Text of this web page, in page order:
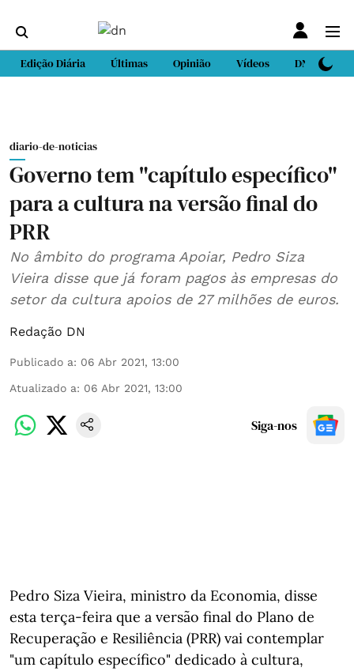
Edição Diária Últimas Opinião Vídeos DN Sport
diario-de-noticias
Governo tem "capítulo específico"
para a cultura na versão final do
PRR
No âmbito do programa Apoiar, Pedro Siza
Vieira disse que já foram pagos às empresas do
setor da cultura apoios de 27 milhões de euros.
Redação DN
Publicado a: 06 Abr 2021, 13:00
Atualizado a: 06 Abr 2021, 13:00
Siga-nos
Pedro Siza Vieira, ministro da Economia, disse
esta terça-feira que a versão final do Plano de
Recuperação e Resiliência (PRR) vai contemplar
"um capítulo específico" dedicado à cultura,